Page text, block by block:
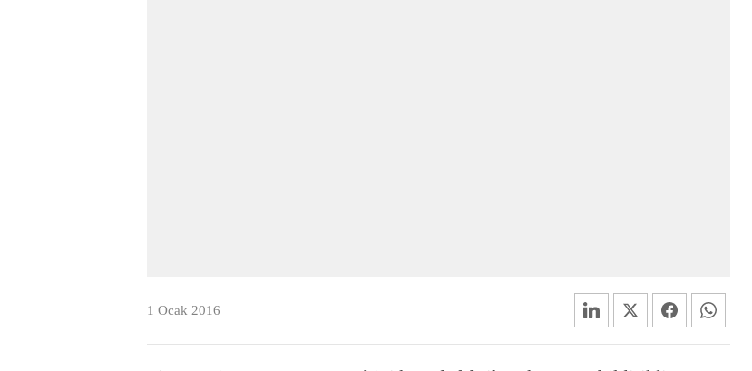
1 Ocak 2016